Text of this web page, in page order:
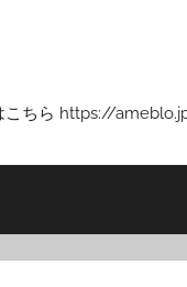
こちら https://